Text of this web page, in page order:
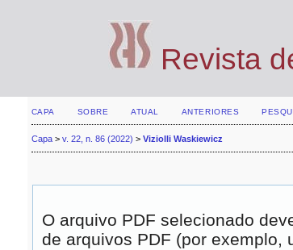
Revista
CAPA SOBRE ATUAL ANTERIORES
Capa> v. 22, n. 86 (2022) > Viziolli Waskiewicz
O arquivo PDF selecionado
de arquivos PDF (por exemplo,